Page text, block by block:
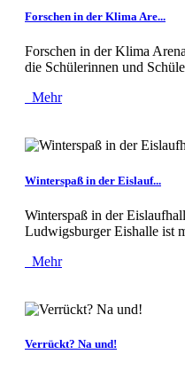
Forschen in der Klima Are...
Forschen in der Klima
die Schülerinnen und
Mehr
Winterspaß in der Eislauf...
Winterspaß in der
Ludwigsburger Eishalle ist
Mehr
Verrückt? Na und!